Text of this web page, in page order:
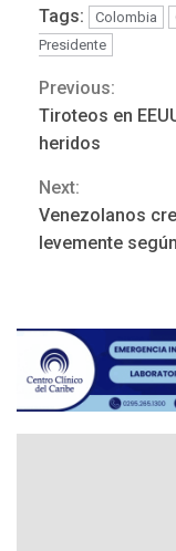
Tags: Colombia
Presidente
Continue
Reading
Previous:
Tiroteos en
heridos
Next:
Venezolanos
levemente
3
5